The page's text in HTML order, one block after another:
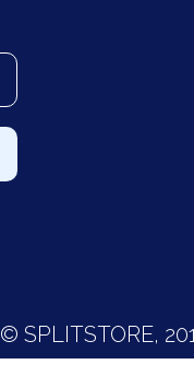
© SPLITSTORE,